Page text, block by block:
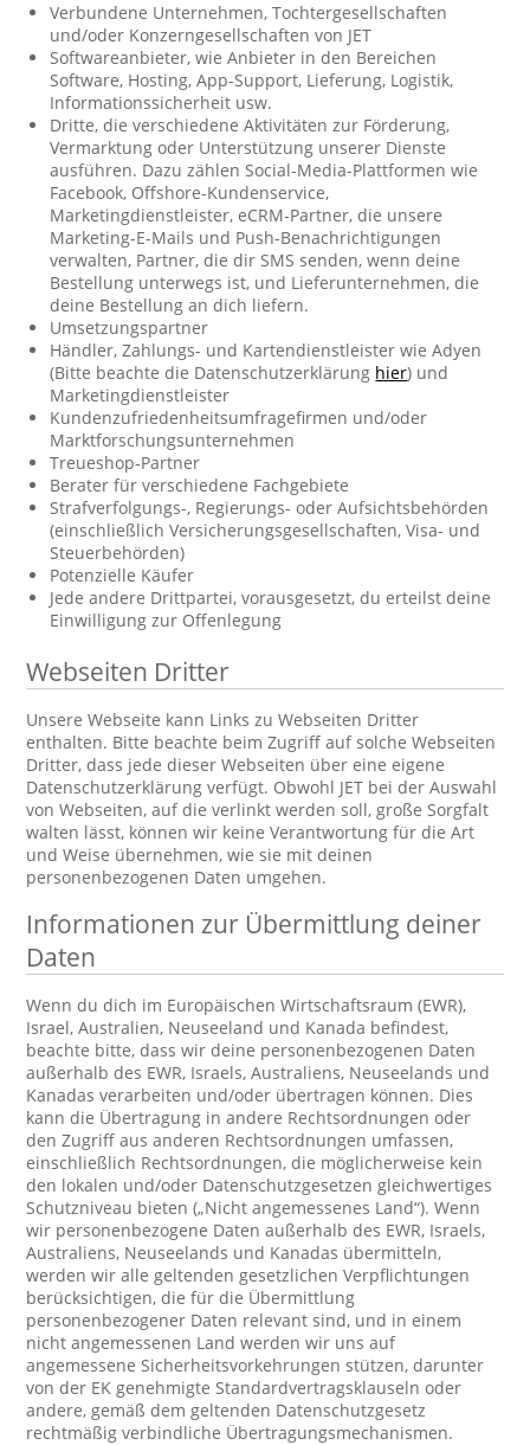
Verbundene Unternehmen, Tochtergesellschaften
und/oder Konzerngesellschaften von JET
Softwareanbieter, wie Anbieter in den Bereichen
Software, Hosting, App-Support, Lieferung, Logistik,
Informationssicherheit usw.
Dritte, die verschiedene Aktivitäten zur Förderung,
Vermarktung oder Unterstützung unserer Dienste
ausführen. Dazu zählen Social-Media-Plattformen wie
Facebook, Offshore-Kundenservice,
Marketingdienstleister, eCRM-Partner, die unsere
Marketing-E-Mails und Push-Benachrichtigungen
verwalten, Partner, die dir SMS senden, wenn deine
Bestellung unterwegs ist, und Lieferunternehmen, die
deine Bestellung an dich liefern.
Umsetzungspartner
Händler, Zahlungs- und Kartendienstleister wie Adyen
(Bitte beachte die Datenschutzerklärung hier) und
Marketingdienstleister
Kundenzufriedenheitsumfragefirmen und/oder
Marktforschungsunternehmen
Treueshop-Partner
Berater für verschiedene Fachgebiete
Strafverfolgungs-, Regierungs- oder Aufsichtsbehörden
(einschließlich Versicherungsgesellschaften, Visa- und
Steuerbehörden)
Potenzielle Käufer
Jede andere Drittpartei, vorausgesetzt, du erteilst deine
Einwilligung zur Offenlegung
Webseiten Dritter
Unsere Webseite kann Links zu Webseiten Dritter
enthalten. Bitte beachte beim Zugriff auf solche Webseiten
Dritter, dass jede dieser Webseiten über eine eigene
Datenschutzerklärung verfügt. Obwohl JET bei der Auswahl
von Webseiten, auf die verlinkt werden soll, große Sorgfalt
walten lässt, können wir keine Verantwortung für die Art
und Weise übernehmen, wie sie mit deinen
personenbezogenen Daten umgehen.
Informationen zur Übermittlung deiner
Daten
Wenn du dich im Europäischen Wirtschaftsraum (EWR),
Israel, Australien, Neuseeland und Kanada befindest,
beachte bitte, dass wir deine personenbezogenen Daten
außerhalb des EWR, Israels, Australiens, Neuseelands und
Kanadas verarbeiten und/oder übertragen können. Dies
kann die Übertragung in andere Rechtsordnungen oder
den Zugriff aus anderen Rechtsordnungen umfassen,
einschließlich Rechtsordnungen, die möglicherweise kein
den lokalen und/oder Datenschutzgesetzen gleichwertiges
Schutzniveau bieten („Nicht angemessenes Land“). Wenn
wir personenbezogene Daten außerhalb des EWR, Israels,
Australiens, Neuseelands und Kanadas übermitteln,
werden wir alle geltenden gesetzlichen Verpflichtungen
berücksichtigen, die für die Übermittlung
personenbezogener Daten relevant sind, und in einem
nicht angemessenen Land werden wir uns auf
angemessene Sicherheitsvorkehrungen stützen, darunter
von der EK genehmigte Standardvertragsklauseln oder
andere, gemäß dem geltenden Datenschutzgesetz
rechtmäßig verbindliche Übertragungsmechanismen.